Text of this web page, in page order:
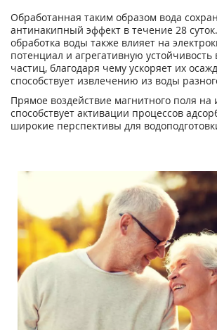
Обработанная таким образом вода
антинакипный эффект в течение 28
обработка воды также влияет на
потенциал и агрегативную
частиц, благодаря чему ускоряет их
способствует извлечению из воды
Прямое воздействие магнитного поля
способствует активации процессов
широкие перспективы для